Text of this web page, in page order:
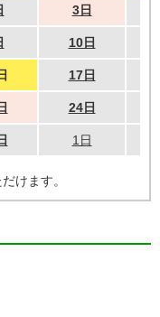
3日
10日
17日
24日
1日
けます。